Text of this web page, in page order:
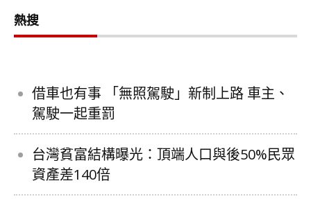
熱搜
借車也有事 「無照駕駛」新制上路 車主、
駕駛一起重罰
台灣貧富結構曝光：頂端人口與後50%民眾
資產差140倍